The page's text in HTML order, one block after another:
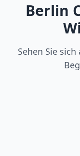
Berlin
Sehen Sie